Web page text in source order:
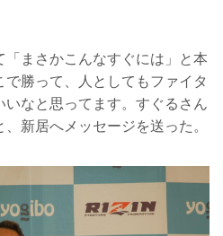
まさかこんなすぐには」と本
勝って、人としてもファイタ
なと思ってます。すぐるさん
新居へメッセージを送った。